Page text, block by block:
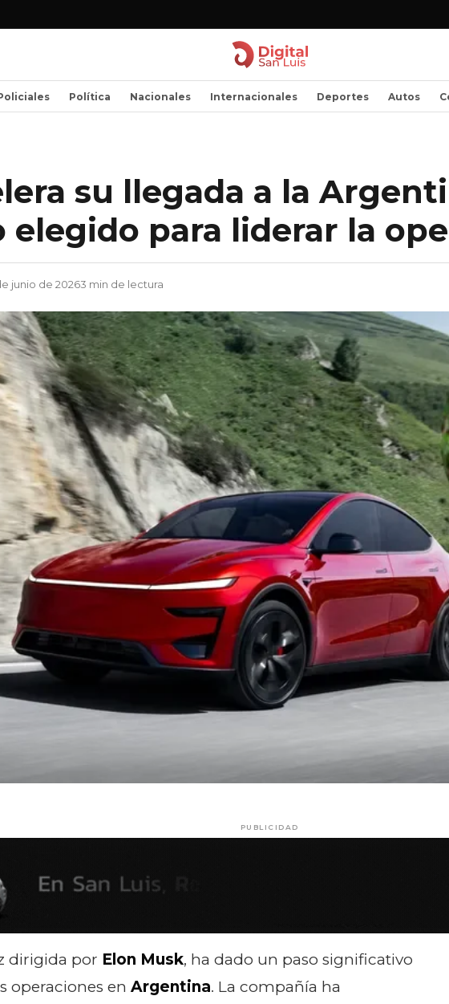
Política Nacionales Internacionales Deportes Autos
su llegada a la
elegido para liderar la
junio de 20263 min de lectura
PUBLICIDAD
dirigida por Elon Musk, ha dado un paso significativo
operaciones en Argentina. La compañía ha